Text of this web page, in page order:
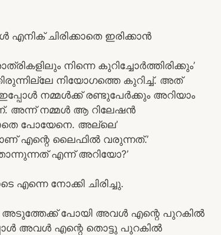
എനിക് ചിരിക്കാതെ ഇരിക്കാൻ
നിന്നെ കുറിച്ചോർത്തിരിക്കും’
നിയോഗത്തെ കുറിച്ച്. അത്
നമ്മൾക്ക് രണ്ടുപേർക്കും അറിയാം
അന്ന് നമ്മൾ ആ റിലേഷൻ
പോയേനെ. അല്ലെ’
എന്റെ ലൈഫിൽ വരുന്നത്.’
എന്ന് അറിയോ?’
എന്നെ നോക്കി ചിരിച്ചു.
പോയി അവൾ എന്റെ പുറകിൽ
അവൾ എന്റെ തൊട്ടു പുറകിൽ